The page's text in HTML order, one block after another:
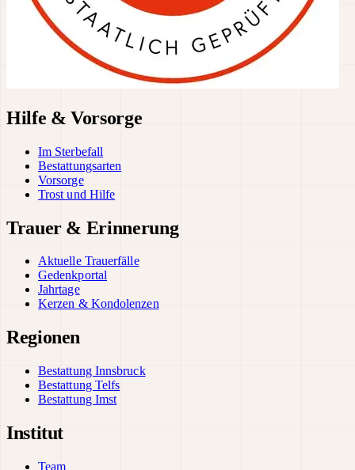
Hilfe & Vorsorge
Im Sterbefall
Bestattungsarten
Vorsorge
Trost und Hilfe
Trauer & Erinnerung
Aktuelle Trauerfälle
Gedenkportal
Jahrtage
Kerzen & Kondolenzen
Regionen
Bestattung Innsbruck
Bestattung Telfs
Bestattung Imst
Institut
Team